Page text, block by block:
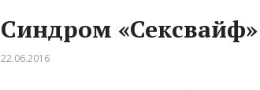
Синдром
22.06.2016